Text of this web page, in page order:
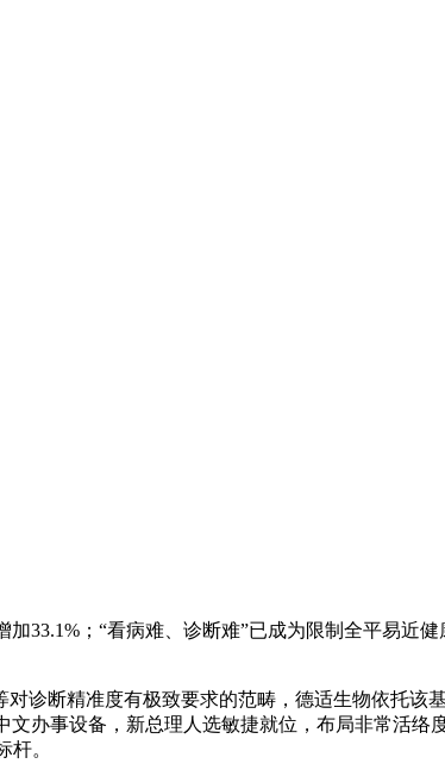
；“看病难、诊断难”已成为限制全平易近
断精准度有极致要求的范畴，德适生物依托该
办事设备，新总理人选敏捷就位，布局非常活络
。